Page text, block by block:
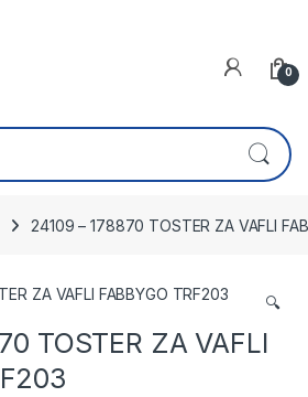
0
24109 – 178870 TOSTER ZA VAFLI
🔍
TOSTER ZA VAFLI